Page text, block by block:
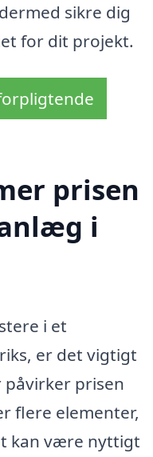
sikre dig
for dit projekt.
prisen
i
i et
er det vigtigt
prisen
flere elementer,
kan være nyttigt